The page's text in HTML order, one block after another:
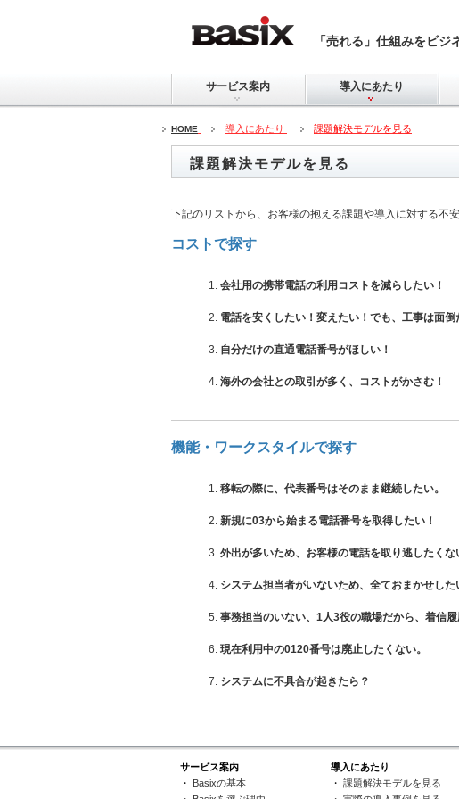
「売れる」仕組みをビジ
サービス案内 導入にあたり
HOME 導入にあたり 課題解決モデルを見る
課題解決モデルを見る
下記のリストから、お客様の抱える課題や導入に対する不
コストで探す
会社用の携帯電話の利用コストを減らしたい！
電話を安くしたい！変えたい！でも、工事は面倒
自分だけの直通電話番号がほしい！
海外の会社との取引が多く、コストがかさむ！
機能・ワークスタイルで探す
移転の際に、代表番号はそのまま継続したい。
新規に03から始まる電話番号を取得したい！
外出が多いため、お客様の電話を取り逃したくな
システム担当者がいないため、全ておまかせした
事務担当のいない、1人3役の職場だから、着信
現在利用中の0120番号は廃止したくない。
システムに不具合が起きたら？